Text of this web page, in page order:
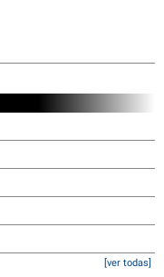
[ver todas]